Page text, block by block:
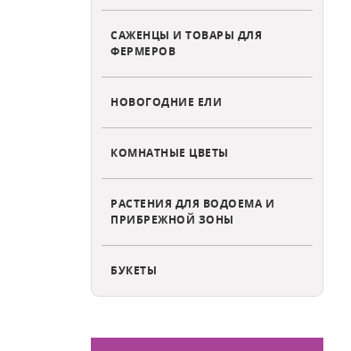
САЖЕНЦЫ И ТОВАРЫ ДЛЯ
ФЕРМЕРОВ
НОВОГОДНИЕ ЕЛИ
КОМНАТНЫЕ ЦВЕТЫ
РАСТЕНИЯ ДЛЯ ВОДОЕМА И
ПРИБРЕЖНОЙ ЗОНЫ
БУКЕТЫ
Комплект \"Сорта томатов
Подмосковья\"
Есть в наличии
Цена: 395
В КОРЗИНУ